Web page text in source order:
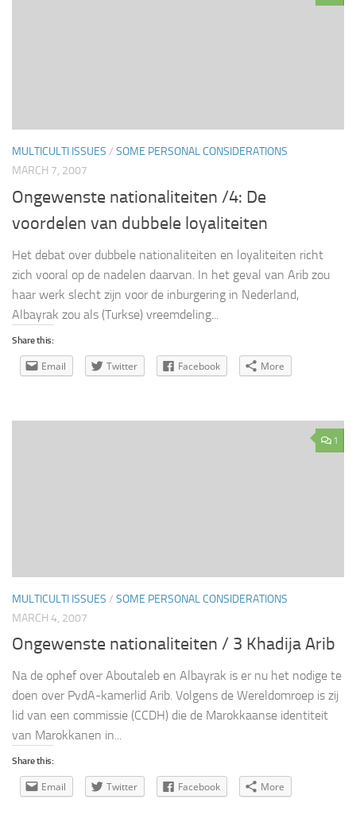
MULTICULTI ISSUES / SOME PERSONAL CONSIDERATIONS
MARCH 7, 2007
Ongewenste nationaliteiten /4: De
voordelen van dubbele loyaliteiten
Het debat over dubbele nationaliteiten en loyaliteiten richt
zich vooral op de nadelen daarvan. In het geval van Arib zou
haar werk slecht zijn voor de inburgering in Nederland,
Albayrak zou als (Turkse) vreemdeling...
Share this:
Email Twitter Facebook More
1
MULTICULTI ISSUES / SOME PERSONAL CONSIDERATIONS
MARCH 4, 2007
Ongewenste nationaliteiten / 3 Khadija Arib
Na de ophef over Aboutaleb en Albayrak is er nu het nodige te
doen over PvdA-kamerlid Arib. Volgens de Wereldomroep is zij
lid van een commissie (CCDH) die de Marokkaanse identiteit
van Marokkanen in...
Share this:
Email Twitter Facebook More